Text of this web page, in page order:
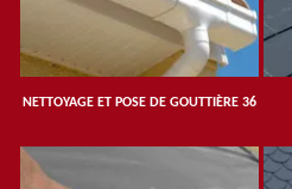
NETTOYAGE ET POSE DE GOUTTIÈRE 36